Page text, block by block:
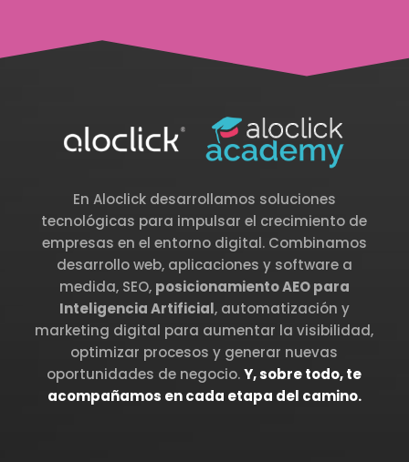
En Aloclick desarrollamos soluciones
tecnológicas para impulsar el crecimiento de
empresas en el entorno digital. Combinamos
desarrollo web, aplicaciones y software a
medida, SEO, posicionamiento AEO para
Inteligencia Artificial, automatización y
marketing digital para aumentar la visibilidad,
optimizar procesos y generar nuevas
oportunidades de negocio.Y, sobre todo, te
acompañamos en cada etapa del camino.